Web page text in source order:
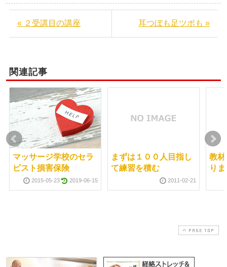
« ２受講目の講座 耳つぼも足ツボも »
関連記事
マッサージ学校のセラ
ピスト損害保険
2015-05-23 2019-06-15
まずは１００人目指し
て練習を積む
2011-02-21
教
り
PAGE TOP